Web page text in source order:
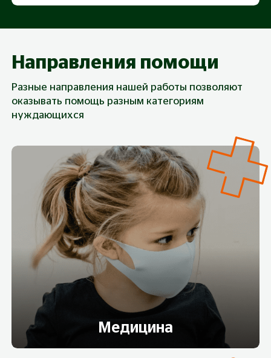
Направления помощи
Разные направления нашей работы позволяют
оказывать помощь разным категориям
нуждающихся
Медицина